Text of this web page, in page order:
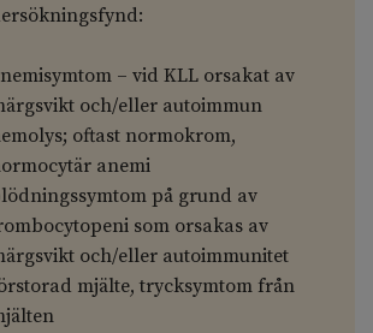
– vid KLL orsakat av
och/eller autoimmun
oftast normokrom,
anemi
på grund av
som orsakas av
och/eller autoimmunitet
mjälte, trycksymtom från